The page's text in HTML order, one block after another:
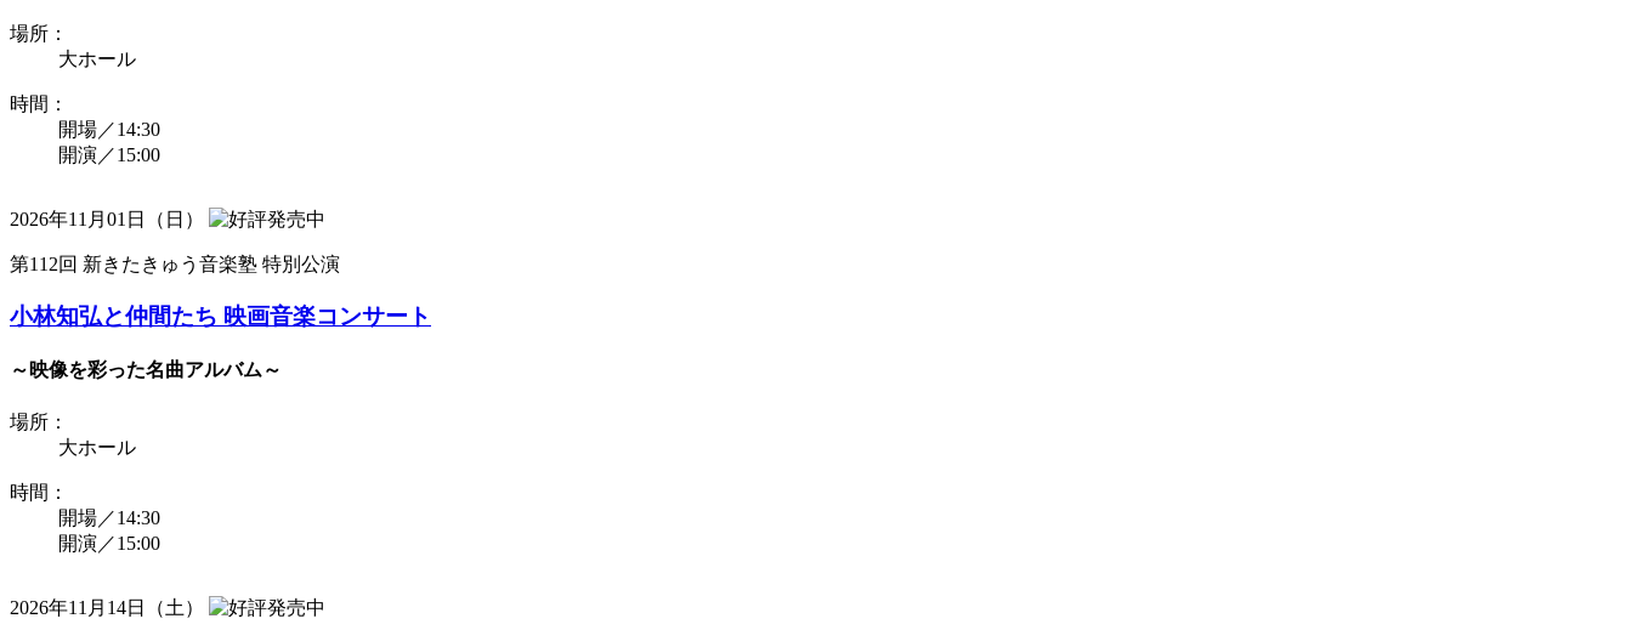
場所：
大ホール
時間：
開場／14:30
開演／15:00
2026年11月01日（日）
第112回 新きたきゅう音楽塾 特別公演
小林知弘と仲間たち 映画音楽コンサート
～映像を彩った名曲アルバム～
場所：
大ホール
時間：
開場／14:30
開演／15:00
2026年11月14日（土）